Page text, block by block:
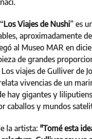
Los Viajes de Nushi” es
aproximadamente
al Museo MAR en
de grandes
Los viajes de Gulliver de
vivencias de un
hay gigantes y
caballos y mundos
la artista: "Tomé esta